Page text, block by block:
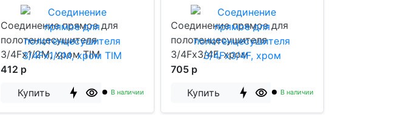
Соединение прямое для
полотенцесушителя
3/4Fx1/2M, хром TIM
412 р
Купить
В наличии
Соединение прямое для
полотенцесушителя
3/4Fx3/4F, хром
705 р
Купить
В наличии